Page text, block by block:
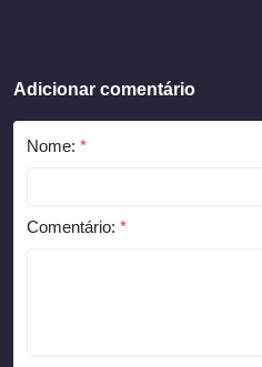
Adicionar comentário
Nome: *
Comentário: *